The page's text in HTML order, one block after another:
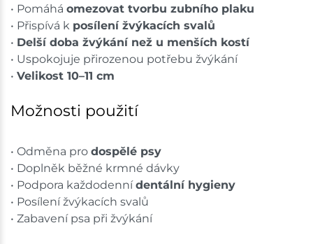
• Pomáhá omezovat tvorbu zubního plaku
• Přispívá k posílení žvýkacích svalů
• Delší doba žvýkání než u menších kostí
• Uspokojuje přirozenou potřebu žvýkání
• Velikost 10–11 cm
Možnosti použití
• Odměna pro dospělé psy
• Doplněk běžné krmné dávky
• Podpora každodennídentální hygieny
• Posílení žvýkacích svalů
• Zabavení psa při žvýkání